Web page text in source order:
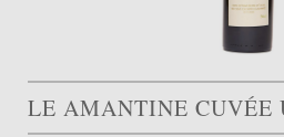
LE AMANTINE CUVÉE